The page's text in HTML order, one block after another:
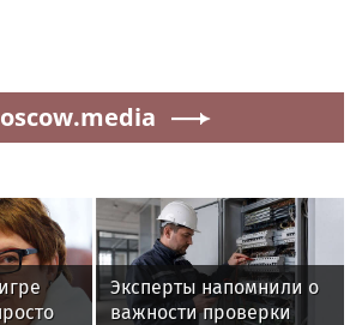
товаров
Сервис»
направление
отправок: пользователям